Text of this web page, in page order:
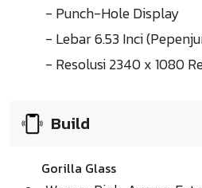
- Punch-Hole Display
- Lebar 6.53 Inci
- Resolusi 2340 x 1080
Build
Gorilla Glass